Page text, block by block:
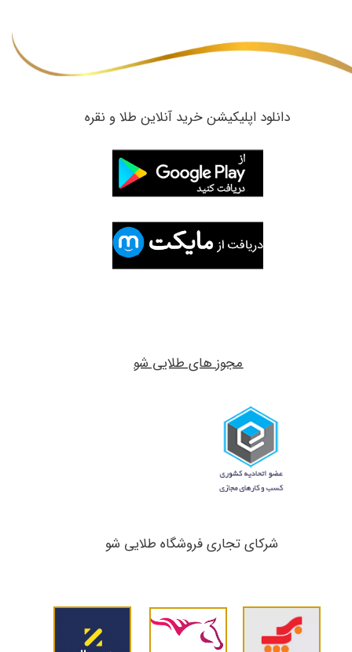
شرکای تجاری ​​​​​​​فروشگاه طلایی شو
​دانلود اپلیکیشن خرید آنلاین طلا و نقره
مجوز های طلایی شو